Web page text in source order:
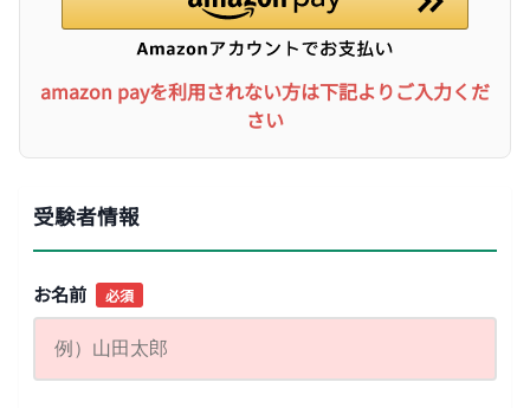
amazon payを利用されない方は下記よりご入力くだ
さい
受験者情報
お名前 必須